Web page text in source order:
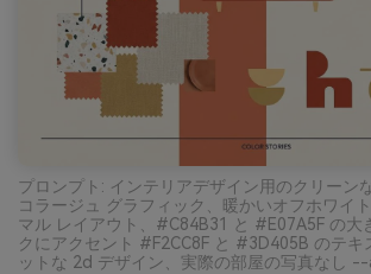
プロンプト: インテリアデザイン用のクリーン
コラージュ グラフィック、暖かいオフホワイ
マル レイアウト、#C84B31 と #E07A5F の大
クにアクセント #F2CC8F と #3D405B のテキ
ットな 2d デザイン、実際の部屋の写真なし